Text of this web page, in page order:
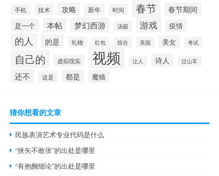
手机 技术 攻略 新年 时间 春节
春节期间
是一个
本帖 梦幻西游 汤圆 游戏 疫情
的人 的是 礼物 红包 组合 美国 美女 考试
自己的 虚拟现实 视频 让人 诗人 过山车
还不 这是 都是 魔镜
猜你想看的文章
民族表演艺术专业代码是什么
“挟矢不敢张”的出处是哪里
“有抱阙细论”的出处是哪里